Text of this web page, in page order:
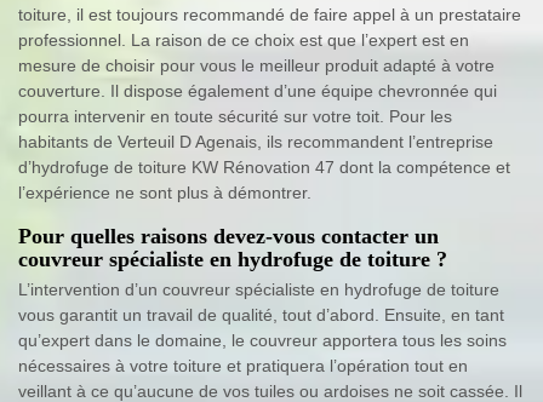
toiture, il est toujours recommandé de faire appel à un prestataire
professionnel. La raison de ce choix est que l’expert est en
mesure de choisir pour vous le meilleur produit adapté à votre
couverture. Il dispose également d’une équipe chevronnée qui
pourra intervenir en toute sécurité sur votre toit. Pour les
habitants de Verteuil D Agenais, ils recommandent l’entreprise
d’hydrofuge de toiture KW Rénovation 47 dont la compétence et
l’expérience ne sont plus à démontrer.
Pour quelles raisons devez-vous contacter un
couvreur spécialiste en hydrofuge de toiture ?
L’intervention d’un couvreur spécialiste en hydrofuge de toiture
vous garantit un travail de qualité, tout d’abord. Ensuite, en tant
qu’expert dans le domaine, le couvreur apportera tous les soins
nécessaires à votre toiture et pratiquera l’opération tout en
veillant à ce qu’aucune de vos tuiles ou ardoises ne soit cassée. Il